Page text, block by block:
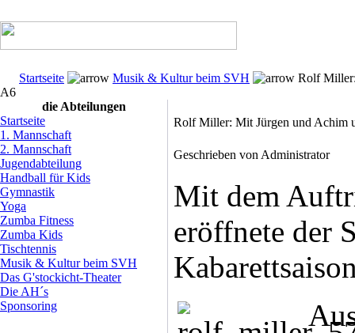
Startseite Musik & Kultur beim SVH
Rolf
A6
die Abteilungen
Startseite
1. Mannschaft
2. Mannschaft
Jugendabteilung
Handball für Kids
Gymnastik
Yoga
Zumba Fitness
Zumba Kids
Tischtennis
Musik & Kultur beim SVH
Das G'stockicht-Theater
Die AH´s
Sponsoring
Rolf Miller: Mit Jürgen und Achim
Geschrieben von Administrator
Mit dem
eröffnete der